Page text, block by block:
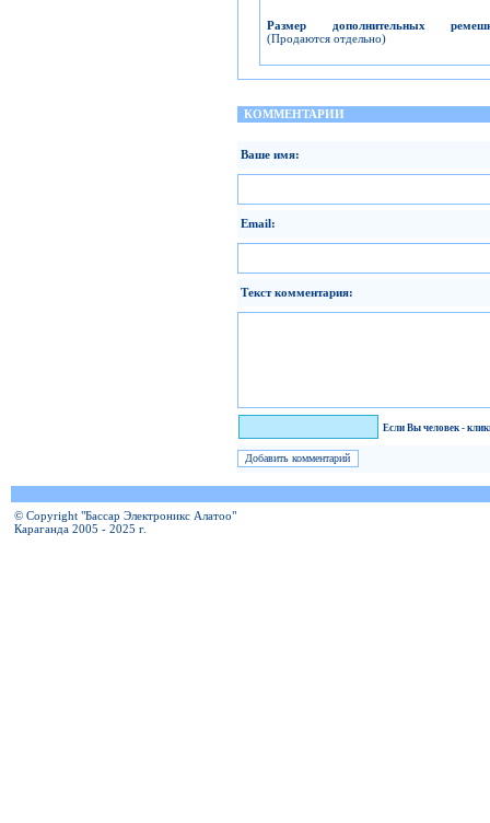
Размер дополнительных
(Продаются отдельно)
КОММЕНТАРИИ
Ваше имя:
Email:
Текст комментария:
Если Вы человек -
© Copyright "Бассар Электроникс Алатоо"
Караганда 2005 - 2025 г.